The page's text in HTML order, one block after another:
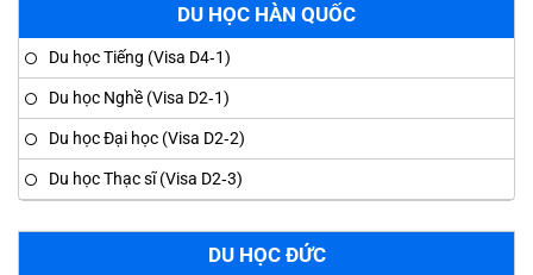
DU HỌC HÀN QUỐC
Du học Tiếng (Visa D4‑1)
Du học Nghề (Visa D2‑1)
Du học Đại học (Visa D2‑2)
Du học Thạc sĩ (Visa D2‑3)
DU HỌC ĐỨC